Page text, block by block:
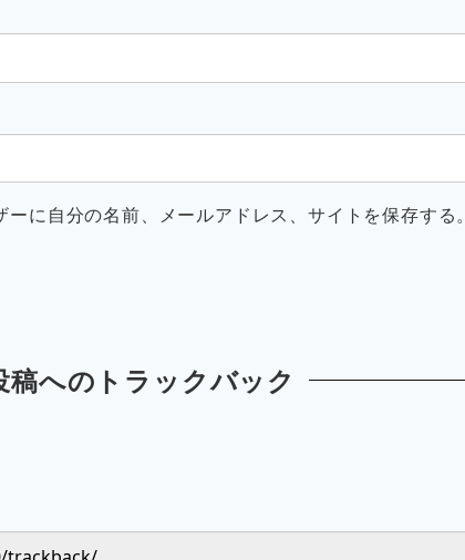
に自分の名前、メールアドレス、サイトを保存する。
稿へのトラックバック